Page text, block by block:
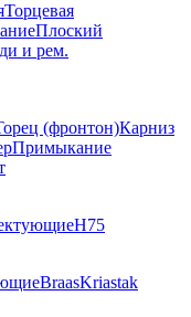
Торцевая
Плоский
и рем.
(фронтон)Карниз
Примыкание
Н75
BraasKriastak